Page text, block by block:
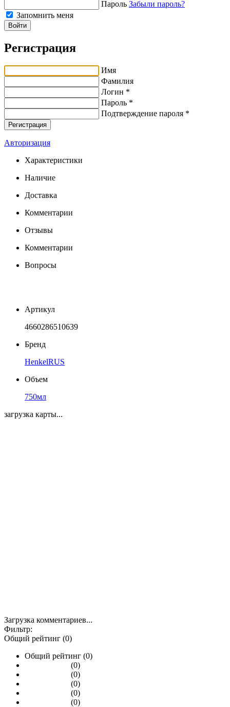
Пароль Забыли пароль?
Запомнить меня
Войти
Регистрация
Имя
Фамилия
Логин *
Пароль *
Подтверждение пароля *
Авторизация
Характеристики
Наличие
Доставка
Комментарии
Отзывы
Комментарии
Вопросы
Артикул
4660286510639
Бренд
HenkelRUS
Объем
750мл
загрузка карты...
Загрузка комментариев...
Фильтр:
Общий рейтинг (0)
Общий рейтинг (0)
(0)
(0)
(0)
(0)
(0)